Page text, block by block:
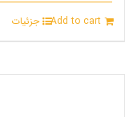
Add to cart جزئیات